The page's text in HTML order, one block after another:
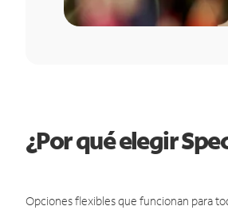
¿Por qué elegir
Opciones flexibles que funcionan para